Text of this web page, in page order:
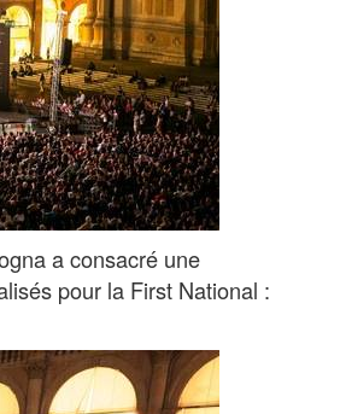
a consacré une
pour la First National :